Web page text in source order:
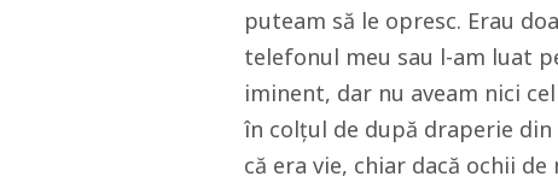
puteam să le opresc. Erau
telefonul meu sau l-am luat
iminent, dar nu aveam nici
în colțul de după draperie
că era vie, chiar dacă ochii